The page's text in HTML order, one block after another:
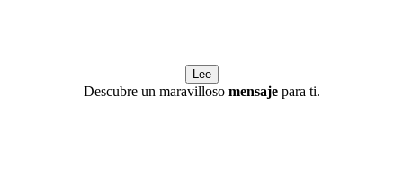
Lee
Descubre un maravilloso mensajepara ti.